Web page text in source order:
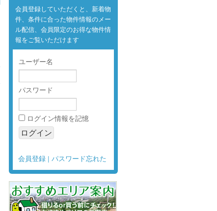
会員登録していただくと、新着物
件、条件に合った物件情報のメー
ル配信、会員限定のお得な物件情
報をご覧いただけます
ユーザー名
パスワード
ログイン情報を記憶
会員登録 | パスワード忘れた